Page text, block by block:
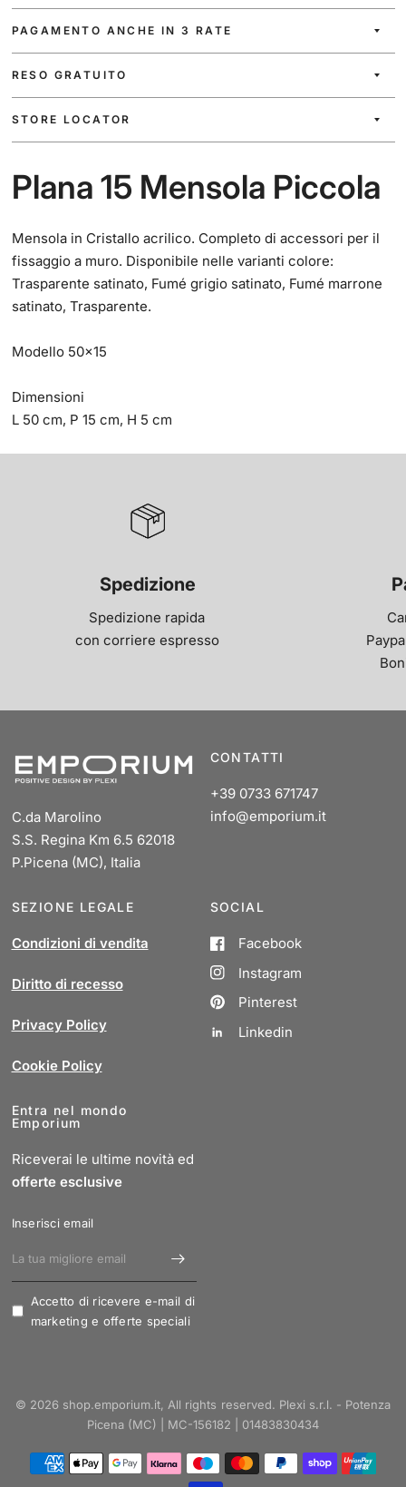
PAGAMENTO ANCHE IN 3 RATE
RESO GRATUITO
STORE LOCATOR
Plana 15 Mensola Piccola
Mensola in Cristallo acrilico. Completo di accessori per il
fissaggio a muro. Disponibile nelle varianti colore:
Trasparente satinato, Fumé grigio satinato, Fumé marrone
satinato, Trasparente.
Modello 50x15
Dimensioni
L 50 cm, P 15 cm, H 5 cm
Spedizione
Spedizione rapida
con corriere espresso
C.da Marolino
S.S. Regina Km 6.5 62018
P.Picena (MC), Italia
CONTATTI
+39 0733 671747
info@emporium.it
SEZIONE LEGALE
Condizioni di vendita
Diritto di recesso
Privacy Policy
Cookie Policy
SOCIAL
Facebook
Instagram
Pinterest
Linkedin
Entra nel mondo
Emporium
Riceverai le ultime novità ed
offerte esclusive
Inserisci email
Accetto di ricevere e-mail di
marketing e offerte speciali
© 2026 shop.emporium.it, All rights reserved. Plexi s.r.l. - Potenza
Picena (MC) | MC-156182 | 01483830434